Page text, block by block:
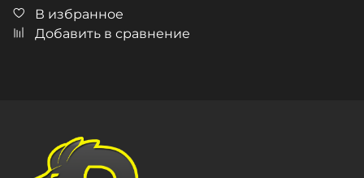
В избранное
Добавить в сравнение